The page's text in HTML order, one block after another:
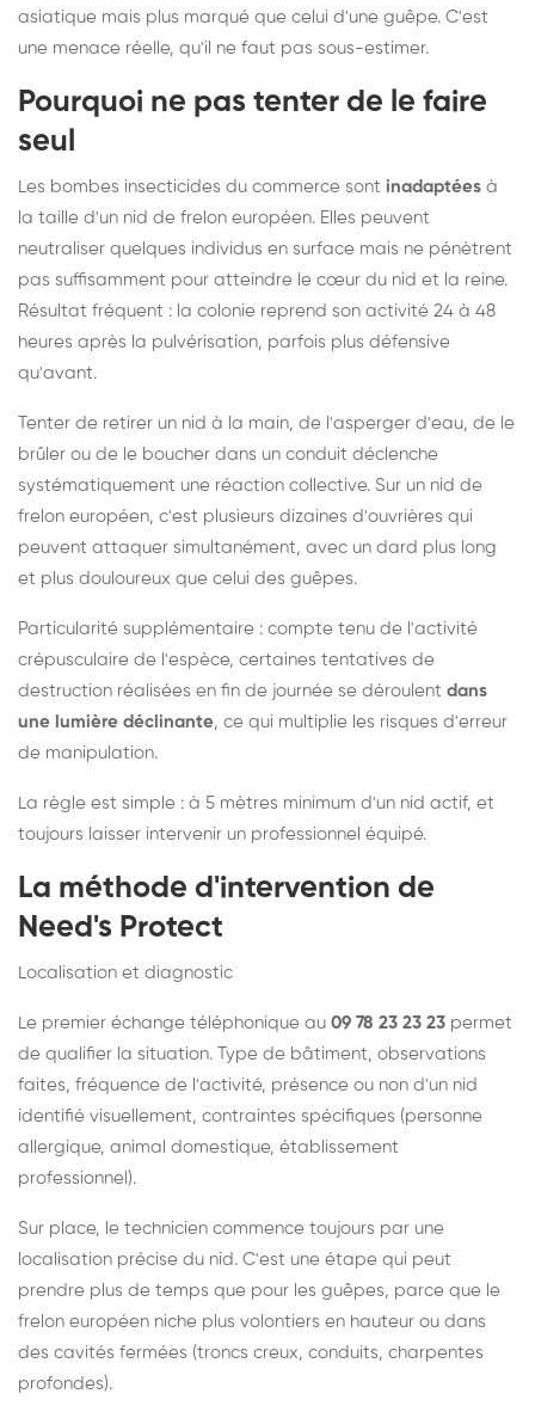
asiatique mais plus marqué que celui d'une guêpe. C'est
une menace réelle, qu'il ne faut pas sous-estimer.
Pourquoi ne pas tenter de le faire
seul
Les bombes insecticides du commerce sont inadaptées à
la taille d'un nid de frelon européen. Elles peuvent
neutraliser quelques individus en surface mais ne pénètrent
pas suffisamment pour atteindre le cœur du nid et la reine.
Résultat fréquent : la colonie reprend son activité 24 à 48
heures après la pulvérisation, parfois plus défensive
qu'avant.
Tenter de retirer un nid à la main, de l'asperger d'eau, de le
brûler ou de le boucher dans un conduit déclenche
systématiquement une réaction collective. Sur un nid de
frelon européen, c'est plusieurs dizaines d'ouvrières qui
peuvent attaquer simultanément, avec un dard plus long
et plus douloureux que celui des guêpes.
Particularité supplémentaire : compte tenu de l'activité
crépusculaire de l'espèce, certaines tentatives de
destruction réalisées en fin de journée se déroulent dans
une lumière déclinante, ce qui multiplie les risques d'erreur
de manipulation.
La règle est simple : à 5 mètres minimum d'un nid actif, et
toujours laisser intervenir un professionnel équipé.
La méthode d'intervention de
Need's Protect
Localisation et diagnostic
Le premier échange téléphonique au 09 78 23 23 23 permet
de qualifier la situation. Type de bâtiment, observations
faites, fréquence de l'activité, présence ou non d'un nid
identifié visuellement, contraintes spécifiques (personne
allergique, animal domestique, établissement
professionnel).
Sur place, le technicien commence toujours par une
localisation précise du nid. C'est une étape qui peut
prendre plus de temps que pour les guêpes, parce que le
frelon européen niche plus volontiers en hauteur ou dans
des cavités fermées (troncs creux, conduits, charpentes
profondes).